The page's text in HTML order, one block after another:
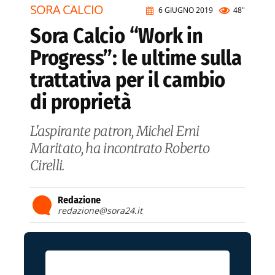
6 GIUGNO 2019 48"
SORA CALCIO
Sora Calcio “Work in
Progress”: le ultime sulla
trattativa per il cambio
di proprietà
L'aspirante patron, Michel Emi
Maritato, ha incontrato Roberto
Cirelli.
Redazione
redazione@sora24.it